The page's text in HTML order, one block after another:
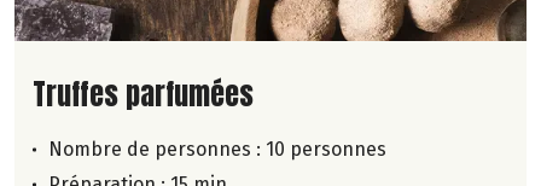
Lire la suite de la recette
Truffes parfumées
Nombre de personnes : 10 personnes